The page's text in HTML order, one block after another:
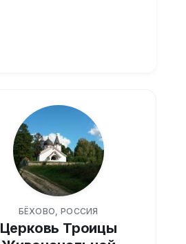
БЁХОВО, РОССИЯ
Церковь Троицы